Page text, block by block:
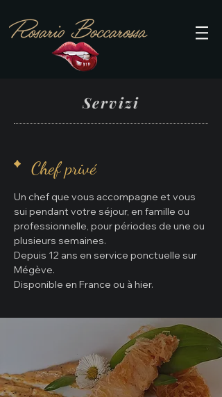
Servizi
Chef privé
Un chef que vous accompagne et vous
sui pendant votre séjour, en famille ou
professionnelle, pour périodes de une ou
plusieurs semaines.
Depuis 12 ans en service ponctuelle sur
Mégève.
Disponible en France ou à hier.